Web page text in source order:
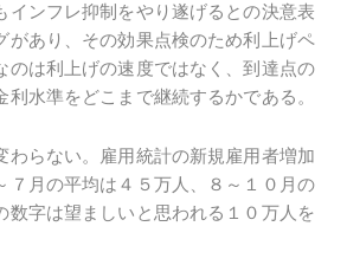
インフレ抑制をやり遂げるとの決意表
があり、その効果点検のため利上げペ
のは利上げの速度ではなく、到達点の
水準をどこまで継続するかである。
わらない。雇用統計の新規雇用者増加
７月の平均は４５万人、８～１０月の
数字は望ましいと思われる１０万人を